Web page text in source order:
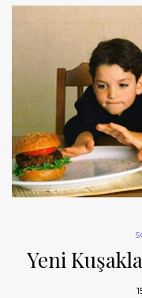
Yeni